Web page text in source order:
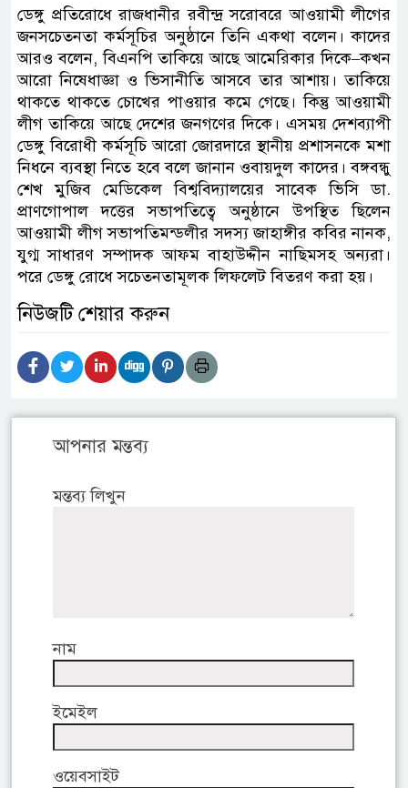
ডেঙ্গু প্রতিরোধে রাজধানীর রবীন্দ্র সরোবরে আওয়ামী লীগের
জনসচেতনতা কর্মসূচির অনুষ্ঠানে তিনি একথা বলেন। কাদের
আরও বলেন, বিএনপি তাকিয়ে আছে আমেরিকার দিকে–কখন
আরো নিষেধাজ্ঞা ও ভিসানীতি আসবে তার আশায়। তাকিয়ে
থাকতে থাকতে চোখের পাওয়ার কমে গেছে। কিন্তু আওয়ামী
লীগ তাকিয়ে আছে দেশের জনগণের দিকে। এসময় দেশব্যাপী
ডেঙ্গু বিরোধী কর্মসূচি আরো জোরদারে স্থানীয় প্রশাসনকে মশা
নিধনে ব্যবস্থা নিতে হবে বলে জানান ওবায়দুল কাদের। বঙ্গবন্ধু
শেখ মুজিব মেডিকেল বিশ্ববিদ্যালয়ের সাবেক ভিসি ডা.
প্রাণগোপাল দত্তের সভাপতিত্বে অনুষ্ঠানে উপস্থিত ছিলেন
আওয়ামী লীগ সভাপতিমন্ডলীর সদস্য জাহাঙ্গীর কবির নানক,
যুগ্ম সাধারণ সম্পাদক আফম বাহাউদ্দীন নাছিমসহ অন্যরা।
পরে ডেঙ্গু রোধে সচেতনতামূলক লিফলেট বিতরণ করা হয়।
নিউজটি শেয়ার করুন
আপনার মন্তব্য
মন্তব্য লিখুন
নাম
ইমেইল
ওয়েবসাইট